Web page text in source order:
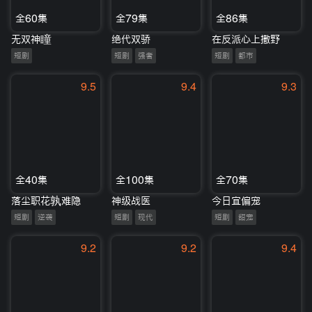
全60集
无双神瞳
短剧
全79集
绝代双骄
短剧 强者
全86集
在反派心上撒野
短剧 都市
9.5
全40集
落尘职花孰难隐
短剧 逆袭
9.4
全100集
神级战医
短剧 现代
9.3
全70集
今日宜偏宠
短剧 甜宠
9.2 9.2 9.4